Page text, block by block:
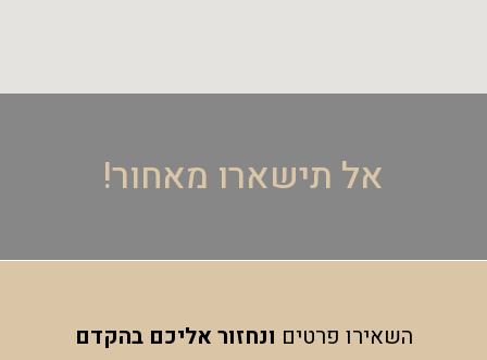
אל תישארו מאחור!
השאירו פרטים ונחזור אליכם בהקדם